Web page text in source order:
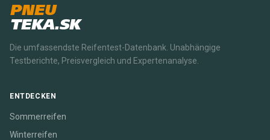
PNEU
TEKA.SK
Die umfassendste Reifentest-Datenbank. Unabhängige
Testberichte, Preisvergleich und Expertenanalyse.
ENTDECKEN
Sommerreifen
Winterreifen